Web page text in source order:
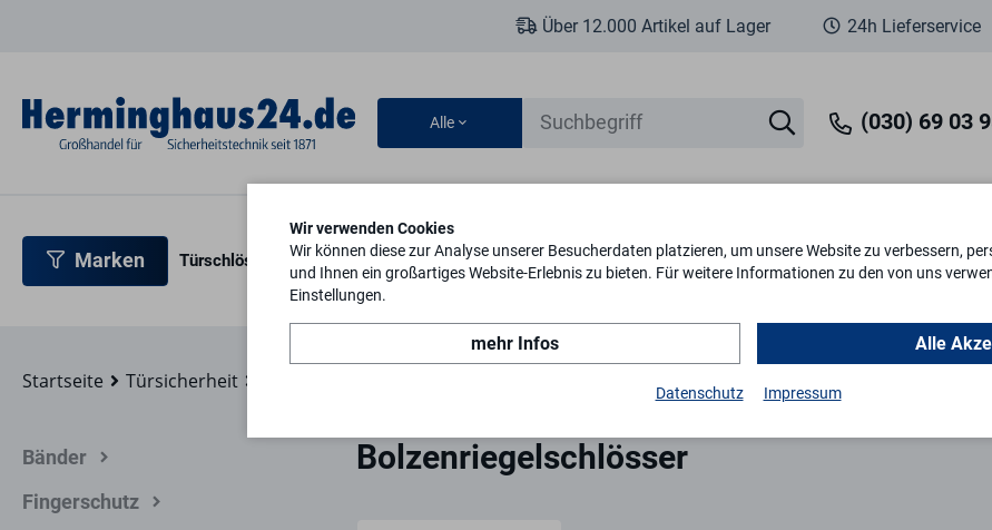
Über 12.000 Artikel auf Lager 24h Lieferservice
Alle (030) 69 03
Marken Türschlösser Türbeschläge Türsicherheit Fenstersicherheit Schlösser & Zylinder Briefkästen
Startseite Türsicherheit
Bänder
Fingerschutz
Bolzenriegelschlösser
Wir verwenden Cookies
Wir können diese zur Analyse unserer Besucherdaten platzieren, um unsere Website zu verbessern,
und Ihnen ein großartiges Website-Erlebnis zu bieten. Für weitere Informationen zu den von uns
Einstellungen.
mehr Infos Alle
Datenschutz Impressum